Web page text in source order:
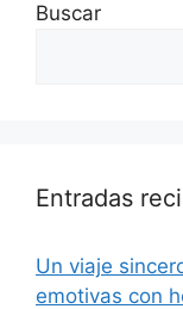
Buscar
Entradas
Un viaje
emotivas con